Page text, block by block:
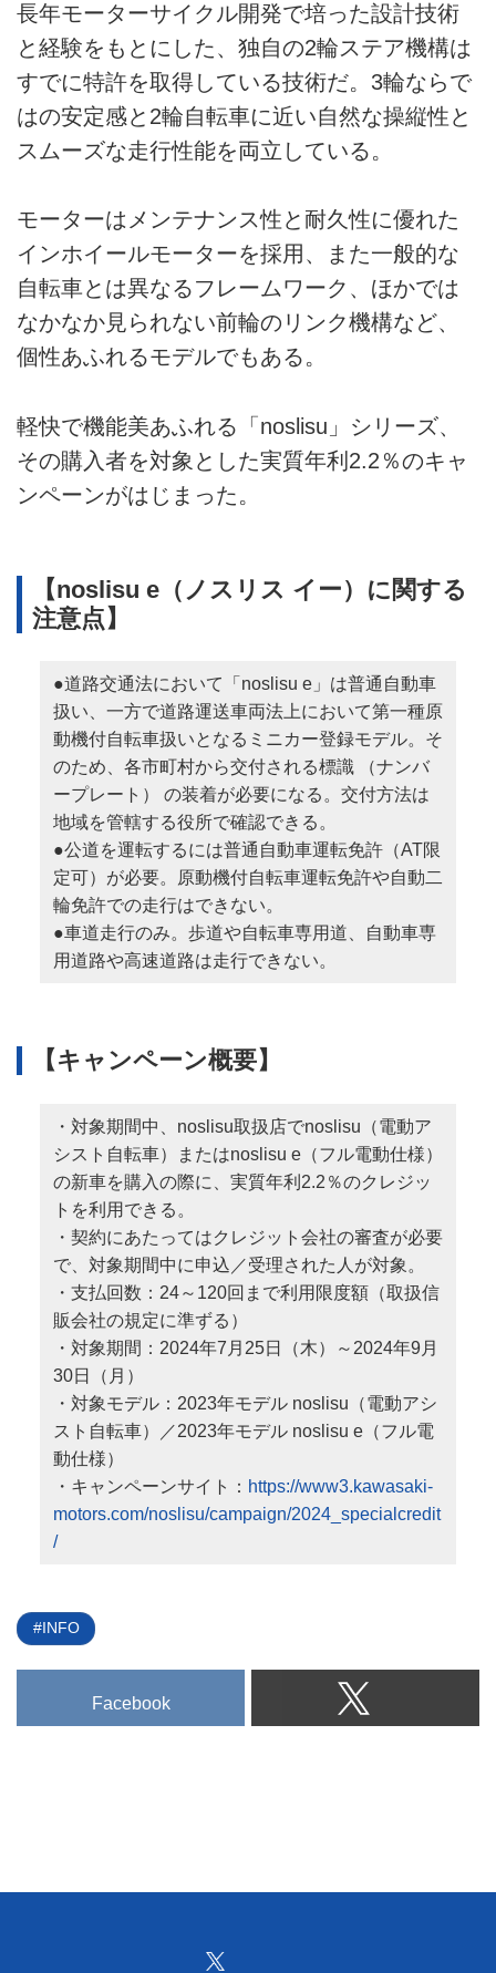
長年モーターサイクル開発で培った設計技術
と経験をもとにした、独自の2輪ステア機構は
すでに特許を取得している技術だ。3輪ならで
はの安定感と2輪自転車に近い自然な操縦性と
スムーズな走行性能を両立している。
モーターはメンテナンス性と耐久性に優れた
インホイールモーターを採用、また一般的な
自転車とは異なるフレームワーク、ほかでは
なかなか見られない前輪のリンク機構など、
個性あふれるモデルでもある。
軽快で機能美あふれる「noslisu」シリーズ、
その購入者を対象とした実質年利2.2％のキャ
ンペーンがはじまった。
【noslisu e（ノスリス イー）に関する
注意点】
●道路交通法において「noslisu e」は普通自動車
扱い、一方で道路運送車両法上において第一種原
動機付自転車扱いとなるミニカー登録モデル。そ
のため、各市町村から交付される標識 （ナンバ
ープレート） の装着が必要になる。交付方法は
地域を管轄する役所で確認できる。
●公道を運転するには普通自動車運転免許（AT限
定可）が必要。原動機付自転車運転免許や自動二
輪免許での走行はできない。
●車道走行のみ。歩道や自転車専用道、自動車専
用道路や高速道路は走行できない。
【キャンペーン概要】
・対象期間中、noslisu取扱店でnoslisu（電動ア
シスト自転車）またはnoslisu e（フル電動仕様）
の新車を購入の際に、実質年利2.2％のクレジッ
トを利用できる。
・契約にあたってはクレジット会社の審査が必要
で、対象期間中に申込／受理された人が対象。
・支払回数：24～120回まで利用限度額（取扱信
販会社の規定に準ずる）
・対象期間：2024年7月25日（木）～2024年9月
30日（月）
・対象モデル：2023年モデル noslisu（電動アシ
スト自転車）／2023年モデル noslisu e（フル電
動仕様）
・キャンペーンサイト： https://www3.kawasaki-
motors.com/noslisu/campaign/2024_specialcredit
/
INFO
Facebook